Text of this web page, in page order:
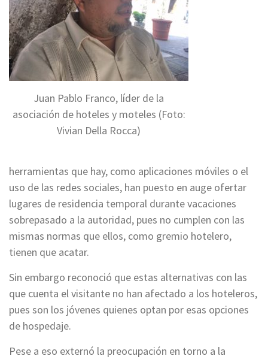
Juan Pablo Franco, líder de la
asociación de hoteles y moteles (Foto:
Vivian Della Rocca)
herramientas que hay, como aplicaciones móviles o el
uso de las redes sociales, han puesto en auge ofertar
lugares de residencia temporal durante vacaciones
sobrepasado a la autoridad, pues no cumplen con las
mismas normas que ellos, como gremio hotelero,
tienen que acatar.
Sin embargo reconoció que estas alternativas con las
que cuenta el visitante no han afectado a los hoteleros,
pues son los jóvenes quienes optan por esas opciones
de hospedaje.
Pese a eso externó la preocupación en torno a la